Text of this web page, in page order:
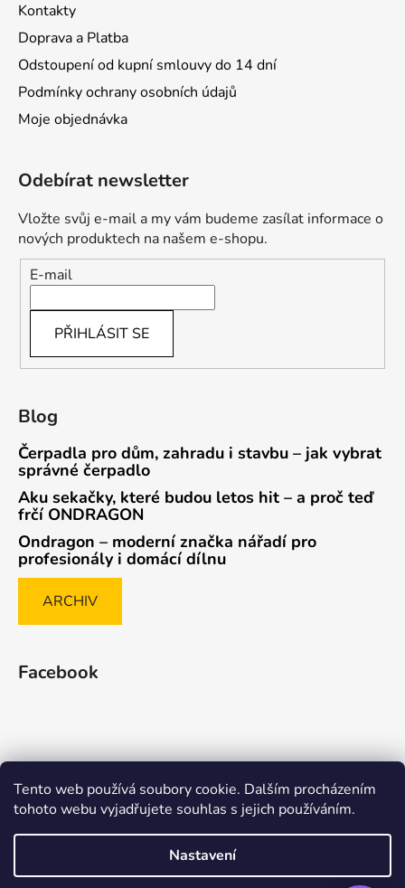
Tento web používá soubory cookie. Dalším procházením
tohoto webu vyjadřujete souhlas s jejich používáním.
Nastavení
Kontakty
Doprava a Platba
Odstoupení od kupní smlouvy do 14 dní
Podmínky ochrany osobních údajů
Moje objednávka
Odebírat newsletter
Vložte svůj e-mail a my vám budeme zasílat informace o
nových produktech na našem e-shopu.
E-mail
PŘIHLÁSIT SE
Blog
Čerpadla pro dům, zahradu i stavbu – jak vybrat
správné čerpadlo
Aku sekačky, které budou letos hit – a proč teď
frčí ONDRAGON
Ondragon – moderní značka nářadí pro
profesionály i domácí dílnu
ARCHIV
Facebook
Způsob ověřování recenzí